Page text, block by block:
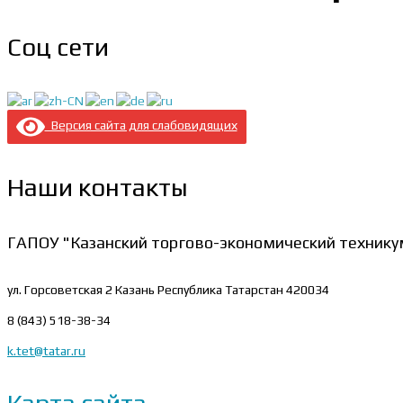
Соц сети
Версия сайта для слабовидящих
Наши контакты
ГАПОУ "Казанский торгово-экономический
ул. Горсоветская 2 Казань Республика Татарстан 420034
8 (843) 518-38-34
k.tet@tatar.ru